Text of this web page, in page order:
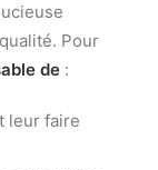
Pour
de :
leur faire